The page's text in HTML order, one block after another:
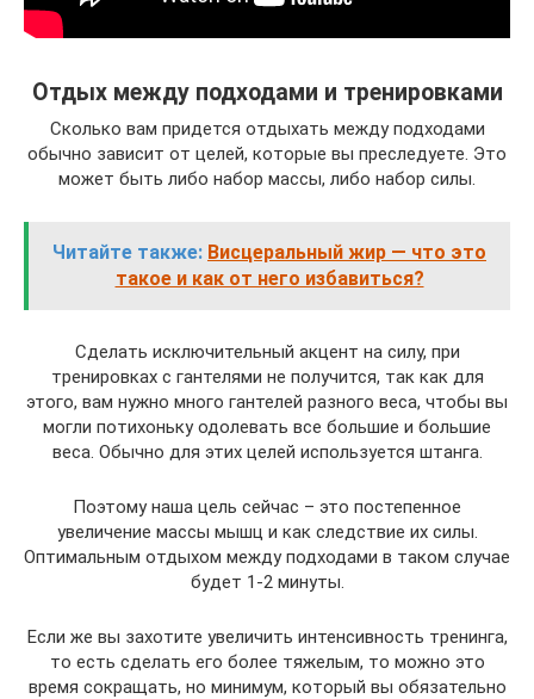
Отдых между подходами и тренировками
Сколько вам придется отдыхать между подходами
обычно зависит от целей, которые вы преследуете. Это
может быть либо набор массы, либо набор силы.
Читайте также: Висцеральный жир — что это
такое и как от него избавиться?
Сделать исключительный акцент на силу, при
тренировках с гантелями не получится, так как для
этого, вам нужно много гантелей разного веса, чтобы вы
могли потихоньку одолевать все большие и большие
веса. Обычно для этих целей используется штанга.
Поэтому наша цель сейчас – это постепенное
увеличение массы мышц и как следствие их силы.
Оптимальным отдыхом между подходами в таком случае
будет 1-2 минуты.
Если же вы захотите увеличить интенсивность тренинга,
то есть сделать его более тяжелым, то можно это
время сокращать, но минимум, который вы обязательно